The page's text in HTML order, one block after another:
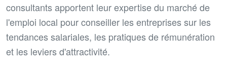
consultants apportent leur expertise du marché de
l'emploi local pour conseiller les entreprises sur les
tendances salariales, les pratiques de rémunération
et les leviers d'attractivité.